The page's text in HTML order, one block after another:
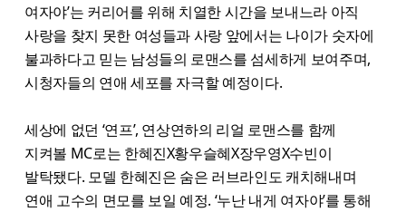
여자야’는 커리어를 위해 치열한 시간을 보내느라 아직
사랑을 찾지 못한 여성들과 사랑 앞에서는 나이가 숫자에
불과하다고 믿는 남성들의 로맨스를 섬세하게 보여주며,
시청자들의 연애 세포를 자극할 예정이다.
세상에 없던 ‘연프’, 연상연하의 리얼 로맨스를 함께
지켜볼 MC로는 한혜진X황우슬혜X장우영X수빈이
발탁됐다. 모델 한혜진은 숨은 러브라인도 캐치해내며
연애 고수의 면모를 보일 예정. ‘누난 내게 여자야’를 통해